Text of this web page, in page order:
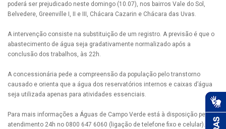
poderá ser prejudicado neste domingo (10.07), nos bairros Vale do Sol,
Belvedere, Greenville I, II e III, Chácara Cazarin e Chácara das Uvas.
A intervenção consiste na substituição de um registro. A previsão é que o
abastecimento de água seja gradativamente normalizado após a
conclusão dos trabalhos, às 22h.
A concessionária pede a compreensão da população pelo transtorno
causado e orienta que a água dos reservatórios internos e caixas d’água
seja utilizada apenas para atividades essenciais.
Para mais informações a Águas de Campo Verde está à disposição pelo
atendimento 24h no 0800 647 6060 (ligação de telefone fixo e celular).